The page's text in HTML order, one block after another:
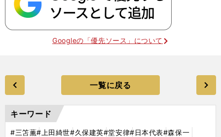
Googleの「優先ソース」について
一覧に戻る
キーワード
#三笘薫#上田綺世#久保建英#堂安律#日本代表#森保一